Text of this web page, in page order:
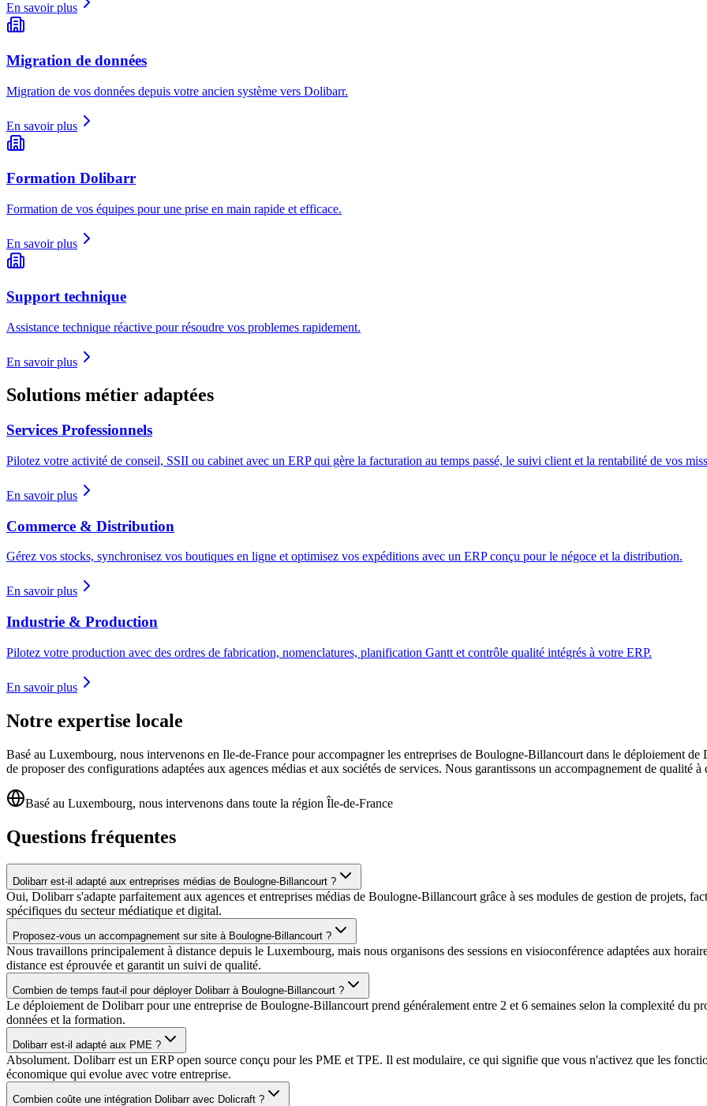
En savoir plus
Migration de données
Migration de vos données depuis votre ancien système vers Dolibarr.
En savoir plus
Formation Dolibarr
Formation de vos équipes pour une prise en main rapide et efficace.
En savoir plus
Support technique
Assistance technique réactive pour résoudre vos problemes rapidement.
En savoir plus
Solutions métier adaptées
Services Professionnels
Pilotez votre activité de conseil, SSII ou cabinet avec un ERP qui gère la facturation au temps passé, le suivi client et la rentabilité de vos
En savoir plus
Commerce & Distribution
Gérez vos stocks, synchronisez vos boutiques en ligne et optimisez vos expéditions avec un ERP conçu pour le négoce et la distribution.
En savoir plus
Industrie & Production
Pilotez votre production avec des ordres de fabrication, nomenclatures, planification Gantt et contrôle qualité intégrés à votre ERP.
En savoir plus
Notre expertise locale
Basé au Luxembourg, nous intervenons en Ile-de-France pour accompagner les entreprises de Boulogne-Billancourt dans le déploiement
de proposer des configurations adaptées aux agences médias et aux sociétés de services. Nous garantissons un accompagnement de qualité à
Basé au Luxembourg, nous intervenons dans toute la région Île-de-France
Questions fréquentes
Dolibarr est-il adapté aux entreprises médias de Boulogne-Billancourt ?
Oui, Dolibarr s'adapte parfaitement aux agences et entreprises médias de Boulogne-Billancourt grâce à ses modules de gestion de projets,
spécifiques du secteur médiatique et digital.
Proposez-vous un accompagnement sur site à Boulogne-Billancourt ?
Nous travaillons principalement à distance depuis le Luxembourg, mais nous organisons des sessions en visioconférence adaptées aux
distance est éprouvée et garantit un suivi de qualité.
Combien de temps faut-il pour déployer Dolibarr à Boulogne-Billancourt ?
Le déploiement de Dolibarr pour une entreprise de Boulogne-Billancourt prend généralement entre 2 et 6 semaines selon la complexité du
données et la formation.
Dolibarr est-il adapté aux PME ?
Absolument. Dolibarr est un ERP open source conçu pour les PME et TPE. Il est modulaire, ce qui signifie que vous n'activez que les
économique qui evolue avec votre entreprise.
Combien coûte une intégration Dolibarr avec Dolicraft ?